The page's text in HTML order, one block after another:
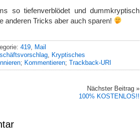
so tiefenverblödet und dummkryptisch
anderen Tricks aber auch sparen!
419
Mail
Kryptisches
; Kommentieren; Trackback-URI
Nächster Beitrag »
100% KOSTENLOS!!